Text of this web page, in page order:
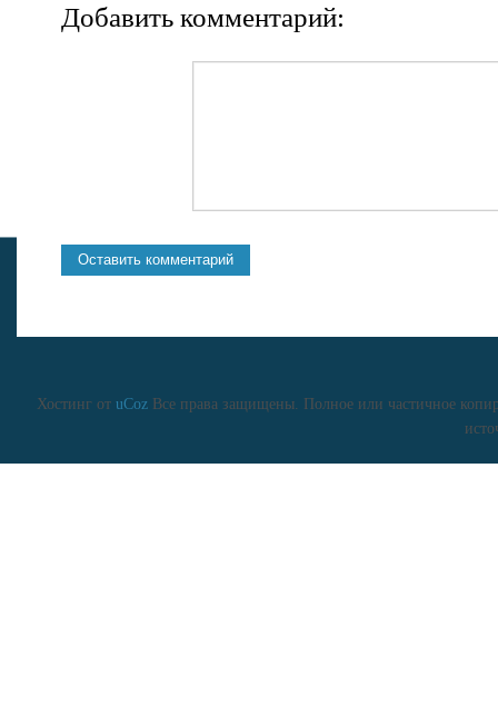
Добавить комментарий:
Хостинг от uCozВсе права защищены. Полное или частичное